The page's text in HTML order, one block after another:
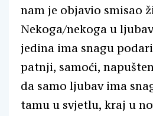
nam je objavio smisao
Nekoga/nekoga u
jedina ima snagu
patnji, samoći,
da samo ljubav ima
tamu u svjetlu, kraj u